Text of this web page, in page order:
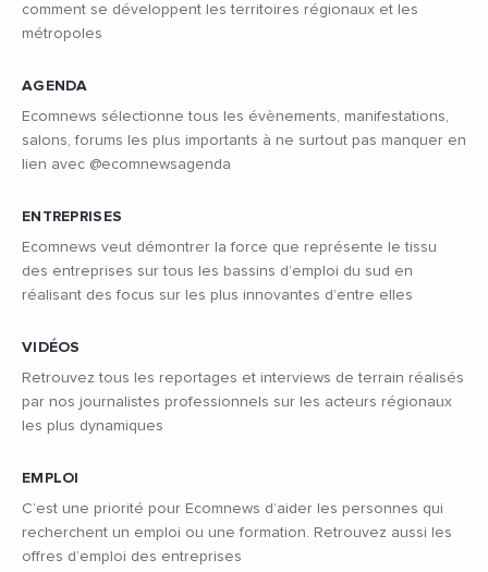
comment se développent les territoires régionaux et les
métropoles
AGENDA
Ecomnews sélectionne tous les évènements, manifestations,
salons, forums les plus importants à ne surtout pas manquer en
lien avec @ecomnewsagenda
ENTREPRISES
Ecomnews veut démontrer la force que représente le tissu
des entreprises sur tous les bassins d’emploi du sud en
réalisant des focus sur les plus innovantes d’entre elles
VIDÉOS
Retrouvez tous les reportages et interviews de terrain réalisés
par nos journalistes professionnels sur les acteurs régionaux
les plus dynamiques
EMPLOI
C’est une priorité pour Ecomnews d’aider les personnes qui
recherchent un emploi ou une formation. Retrouvez aussi les
offres d’emploi des entreprises